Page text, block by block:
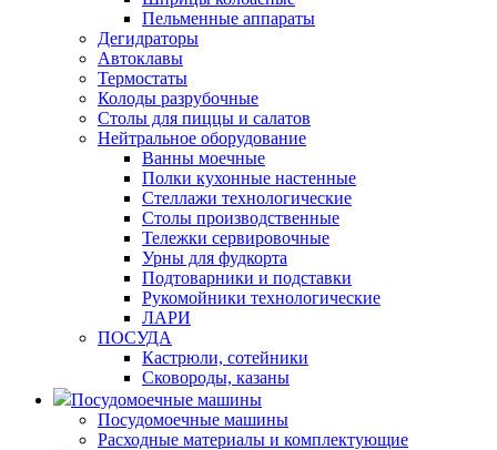
Пельменные аппараты
Дегидраторы
Автоклавы
Термостаты
Колоды разрубочные
Столы для пиццы и салатов
Нейтральное оборудование
Ванны моечные
Полки кухонные настенные
Стеллажи технологические
Столы производственные
Тележки сервировочные
Урны для фудкорта
Подтоварники и подставки
Рукомойники технологические
ЛАРИ
ПОСУДА
Кастрюли, сотейники
Сковороды, казаны
Посудомоечные машины
Посудомоечные машины
Расходные материалы и комплектующие